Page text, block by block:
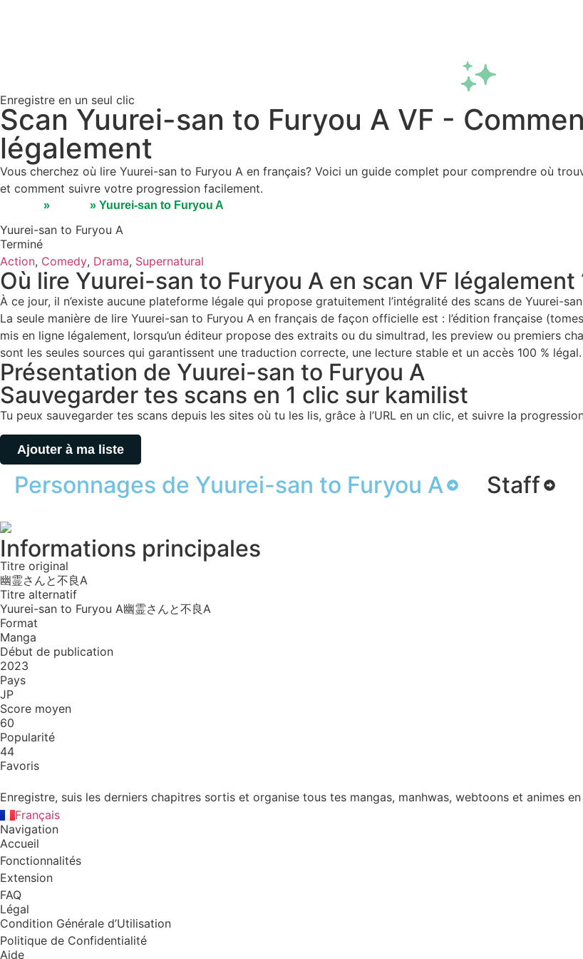
Enregistre en un seul clic
Scan Yuurei-san to Furyou A VF -
légalement
Vous cherchez où lire Yuurei-san to Furyou A en français? Voici un guide complet pour comprendre où
et comment suivre votre progression facilement.
» » Yuurei-san to Furyou A
Yuurei-san to Furyou A
Terminé
Action, Comedy, Drama, Supernatural
Où lire Yuurei-san to Furyou A en scan VF légalement
À ce jour, il n’existe aucune plateforme légale qui propose gratuitement l’intégralité des scans de Yuurei-
La seule manière de lire Yuurei-san to Furyou A en français de façon officielle est : l’édition française
mis en ligne légalement, lorsqu’un éditeur propose des extraits ou du simultrad, les preview ou premiers
sont les seules sources qui garantissent une traduction correcte, une lecture stable et un accès 100 % légal.
Présentation de Yuurei-san to Furyou A
Sauvegarder tes scans en 1 clic sur kamilist
Tu peux sauvegarder tes scans depuis les sites où tu les lis, grâce à l’URL en un clic, et suivre la
Ajouter à ma liste
Personnages de Yuurei-san to Furyou A Staff
Informations principales
Titre original
幽霊さんと不良A
Titre alternatif
Yuurei-san to Furyou A幽霊さんと不良A
Format
Manga
Début de publication
2023
Pays
JP
Score moyen
60
Popularité
44
Favoris
Enregistre, suis les derniers chapitres sortis et organise tous tes mangas, manhwas, webtoons et animes
Français
English
Navigation
Accueil
Fonctionnalités
Extension
FAQ
Légal
Condition Générale d’Utilisation
Politique de Confidentialité
Aide